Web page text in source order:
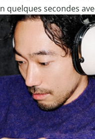
quelques secondes